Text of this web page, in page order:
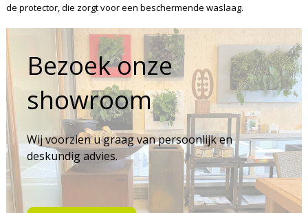
de protector, die zorgt voor een beschermende waslaag.
Bezoek onze
showroom
Wij voorzien u graag van persoonlijk en
deskundig advies.